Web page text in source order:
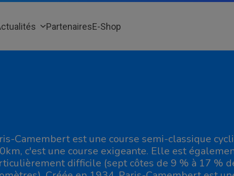
PartenairesE-Shop
Camembert est une course semi-classique
c'est une course exigeante. Elle est
difficile (sept côtes de 9 % à 17 %